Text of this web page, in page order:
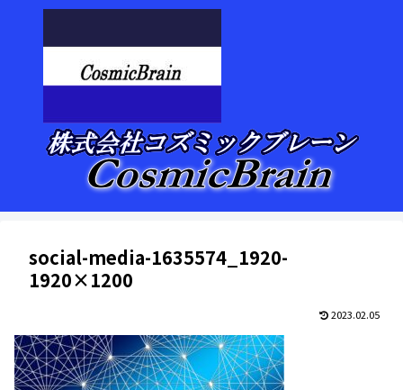
social-media-1635574_1920-
1920×1200
2023.02.05